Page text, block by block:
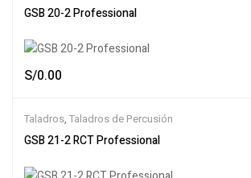
GSB 20-2 Professional
S/0.00
Taladros, Taladros de Percusión
GSB 21-2 RCT Professional